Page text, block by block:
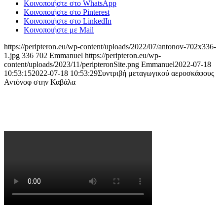
Κοινοποιήστε στο WhatsApp
Κοινοποιήστε στο Pinterest
Κοινοποιήστε στο LinkedIn
Κοινοποιήστε με Mail
https://peripteron.eu/wp-content/uploads/2022/07/antonov-702x336-
1.jpg 336 702 Emmanuel https://peripteron.eu/wp-
content/uploads/2023/11/peripteronSite.png Emmanuel2022-07-18
10:53:152022-07-18 10:53:29Συντριβή μεταγωγικού αεροσκάφους
Αντόνοφ στην Καβάλα